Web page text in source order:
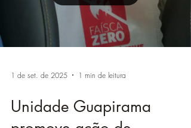
1 de set. de 2025 1 min de leitura
Unidade Guapirama